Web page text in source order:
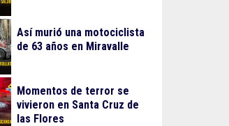
Así murió una motociclista
de 63 años en Miravalle
Momentos de terror se
vivieron en Santa Cruz de
las Flores